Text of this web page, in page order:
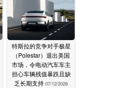
特斯拉的竞争对手极星
（Polestar）退出美国
市场，令电动汽车车主
担心车辆残值暴跌且缺
乏长期支持 07/12/2026